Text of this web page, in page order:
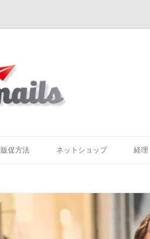
販促方法 ネットショップ 経理